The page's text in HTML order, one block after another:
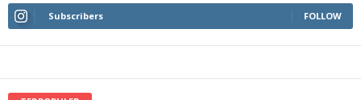
Subscribers FOLLOW